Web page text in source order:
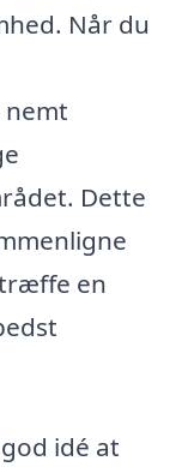
Når du
nemt
Dette
en
idé at